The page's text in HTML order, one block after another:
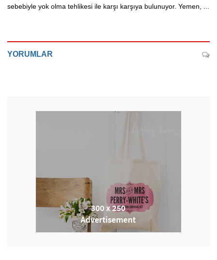
sebebiyle yok olma tehlikesi ile karşı karşıya bulunuyor. Yemen, ...
YORUMLAR